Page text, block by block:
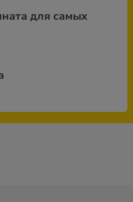
для самых